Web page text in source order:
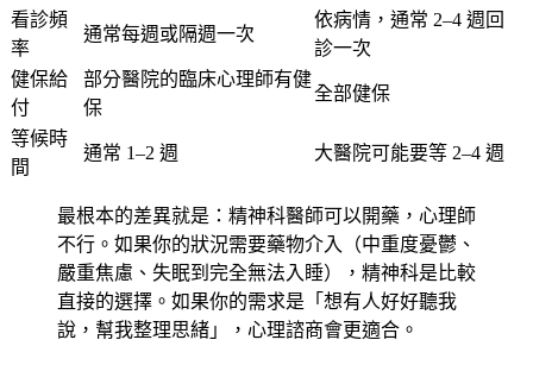
看診頻
率
通常每週或隔週一次
依病情，通常 2–4 週回
診一次
健保給
付
部分醫院的臨床心理師有健
保
全部健保
等候時
間
通常 1–2 週 大醫院可能要等 2–4 週
最根本的差異就是：精神科醫師可以開藥，心理師
不行。如果你的狀況需要藥物介入（中重度憂鬱、
嚴重焦慮、失眠到完全無法入睡），精神科是比較
直接的選擇。如果你的需求是「想有人好好聽我
說，幫我整理思緒」，心理諮商會更適合。